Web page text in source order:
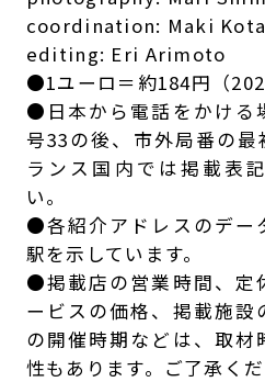
coordination: Maki
editing: Eri Arimoto
●1ユーロ＝約184円（
●日本から電話をかける
号33の後、市外局番の最
ランス国内では掲載表
い。
●各紹介アドレスのデー
駅を示しています。
●掲載店の営業時間、定
ービスの価格、掲載施設
の開催時期などは、取
性もあります。ご了承くだ